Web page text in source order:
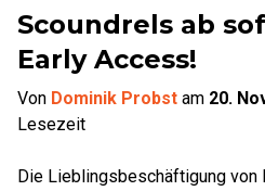
Scoundrels ab
Early Access!
Von Dominik Probst am 20.
Lesezeit
Die Lieblingsbeschäftigung von